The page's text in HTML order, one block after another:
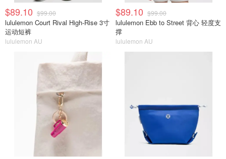
$89.10 $99.00
lululemon Court Rival High-Rise 3寸
运动短裤
lululemon AU
$89.10 $99.00
lululemon Ebb to Street 背心 轻度支
撑
lululemon AU